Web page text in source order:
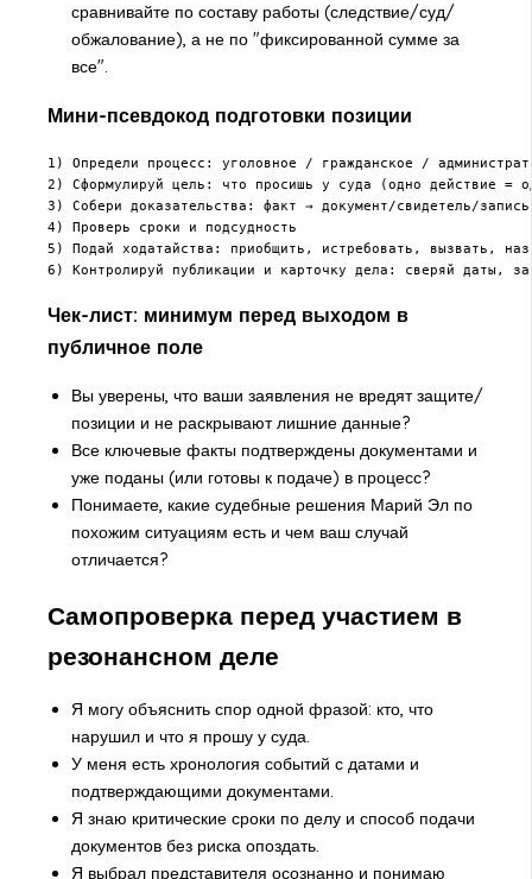
сравнивайте по составу работы (следствие/суд/
обжалование), а не по "фиксированной сумме за
все".
Мини-псевдокод подготовки позиции
1) Определи процесс: уголовное / гражданское /
2) Сформулируй цель: что просишь у суда (одно действие =
3) Собери доказательства: факт → документ/свидетель/запись
4) Проверь сроки и подсудность
5) Подай ходатайства: приобщить, истребовать, вызвать,
6) Контролируй публикации и карточку дела: сверяй даты,
Чек-лист: минимум перед выходом в
публичное поле
Вы уверены, что ваши заявления не вредят защите/
позиции и не раскрывают лишние данные?
Все ключевые факты подтверждены документами и
уже поданы (или готовы к подаче) в процесс?
Понимаете, какие судебные решения Марий Эл по
похожим ситуациям есть и чем ваш случай
отличается?
Самопроверка перед участием в
резонансном деле
Я могу объяснить спор одной фразой: кто, что
нарушил и что я прошу у суда.
У меня есть хронология событий с датами и
подтверждающими документами.
Я знаю критические сроки по делу и способ подачи
документов без риска опоздать.
Я выбрал представителя осознанно и понимаю